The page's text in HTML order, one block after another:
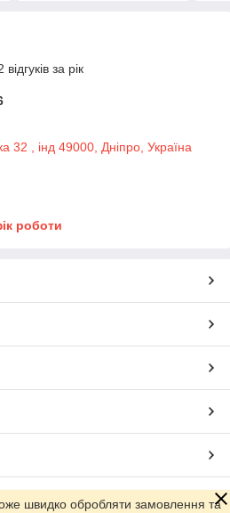
за рік
32 , інд 49000, Дніпро, Україна
роботи
Prom.ua
швидко обробляти замовлення та